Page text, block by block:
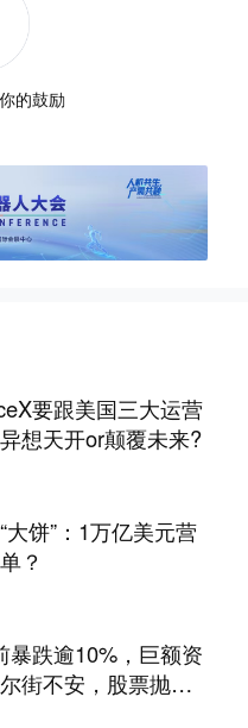
的鼓励
要跟美国三大运营
想天开or颠覆未来?
大饼”：1万亿美元营
？
暴跌逾10%，巨额资
街不安，股票抛